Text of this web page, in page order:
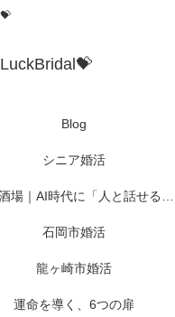
Blog
シニア婚活
仲人酒場｜AI時代に「人と話せる場所」を作りたかった
石岡市婚活
龍ヶ崎市婚活
運命を導く、6つの扉